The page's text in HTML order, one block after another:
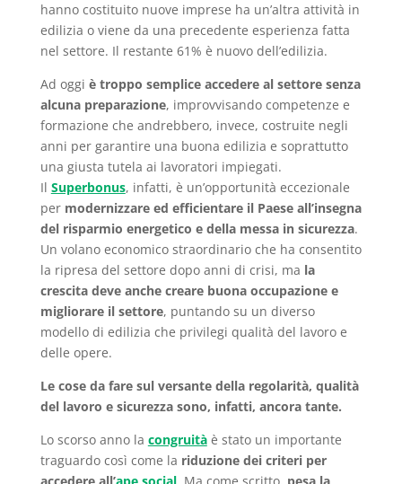
hanno costituito nuove imprese ha un’altra attività in
edilizia o viene da una precedente esperienza fatta
nel settore. Il restante 61% è nuovo dell’edilizia.
Ad oggi è troppo semplice accedere al settore senza
alcuna preparazione, improvvisando competenze e
formazione che andrebbero, invece, costruite negli
anni per garantire una buona edilizia e soprattutto
una giusta tutela ai lavoratori impiegati.
Il Superbonus, infatti, è un’opportunità eccezionale
per modernizzare ed efficientare il Paese all’insegna
del risparmio energetico e della messa in sicurezza.
Un volano economico straordinario che ha consentito
la ripresa del settore dopo anni di crisi, ma la
crescita deve anche creare buona occupazione e
migliorare il settore, puntando su un diverso
modello di edilizia che privilegi qualità del lavoro e
delle opere.
Le cose da fare sul versante della regolarità, qualità
del lavoro e sicurezza sono, infatti, ancora tante.
Lo scorso anno la congruitàè stato un importante
traguardo così come la riduzione dei criteri per